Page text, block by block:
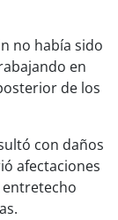
no había sido
en
de los
con daños
afectaciones
entretecho